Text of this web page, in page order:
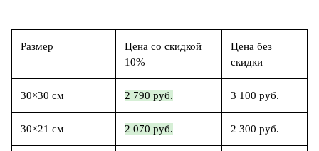
Размер
Цена со скидкой
10%
Цена без
скидки
30×30 см 2 790 руб. 3 100 руб.
30×21 см 2 070 руб. 2 300 руб.